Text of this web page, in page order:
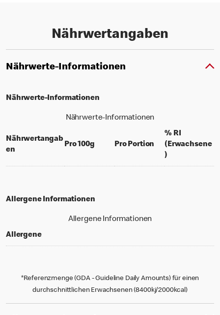
Nährwertangaben
Nährwerte-Informationen
Nährwerte-Informationen
Nährwerte-Informationen
Nährwertangab
en
Pro 100gper 100 grams
Pro Portion per portion
% RI
(Erwachsene
)% daily value
Allergene Informationen
Allergene Informationen
Allergene
*Referenzmenge (GDA - Guideline Daily Amounts) für einen
durchschnittlichen Erwachsenen (8400kj/2000kcal)